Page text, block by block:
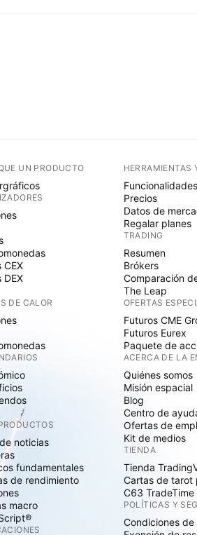
UN PRODUCTO
CEX
DEX
DE CALOR
noticias
fundamentales
de rendimiento
macro
HERRAMIENTAS
Funcionalidades
Precios
Datos de
Regalar planes
TRADING
Resumen
Brókers
Comparación
The Leap
OFERTAS
Futuros CME
Futuros Eurex
Paquete de
ACERCA DE LA
Quiénes somos
Misión espacial
Blog
Centro de
Ofertas de
Kit de medios
TIENDA
Tienda
Cartas de tarot
C63 TradeTime
POLÍTICAS Y
Condiciones de